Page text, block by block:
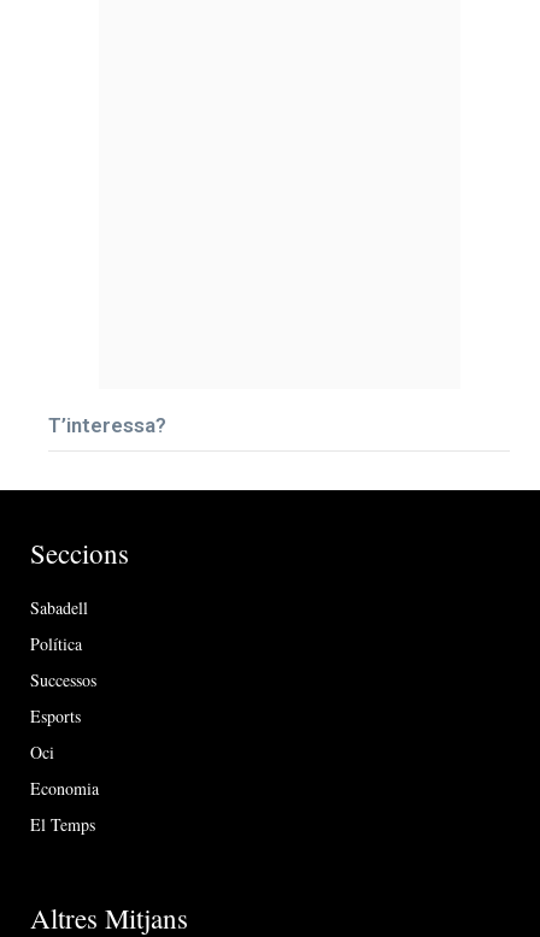
T’interessa?
Seccions
Sabadell
Política
Successos
Esports
Oci
Economia
El Temps
Altres Mitjans